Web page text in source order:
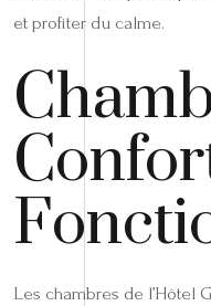
et profiter du calme.
Les chambres de l’Hôtel